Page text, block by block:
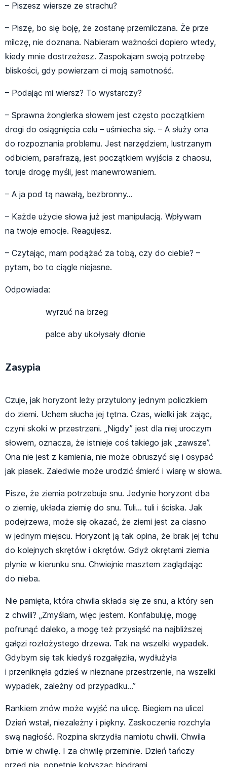
– Piszesz wiersze ze strachu?
– Piszę, bo się boję, że zostanę przemilczana. Że prze
milczę, nie doznana. Nabieram ważności dopiero wtedy,
kiedy mnie dostrzeżesz. Zaspokajam swoją potrzebę
bliskości, gdy powierzam ci moją samotność.
– Podając mi wiersz? To wystarczy?
– Sprawna żonglerka słowem jest często początkiem
drogi do osiągnięcia celu – uśmiecha się. – A służy ona
do rozpoznania problemu. Jest narzędziem, lustrzanym
odbiciem, parafrazą, jest początkiem wyjścia z chaosu,
toruje drogę myśli, jest manewrowaniem.
– A ja pod tą nawałą, bezbronny…
– Każde użycie słowa już jest manipulacją. Wpływam
na twoje emocje. Reagujesz.
– Czytając, mam podążać za tobą, czy do ciebie? –
pytam, bo to ciągle niejasne.
Odpowiada:
wyrzuć na brzeg
palce aby ukołysały dłonie
Zasypia
Czuje, jak horyzont leży przytulony jednym policzkiem
do ziemi. Uchem słucha jej tętna. Czas, wielki jak zając,
czyni skoki w przestrzeni. „Nigdy” jest dla niej uroczym
słowem, oznacza, że istnieje coś takiego jak „zawsze”.
Ona nie jest z kamienia, nie może obruszyć się i osypać
jak piasek. Zaledwie może urodzić śmierć i wiarę w słowa.
Pisze, że ziemia potrzebuje snu. Jedynie horyzont dba
o ziemię, układa ziemię do snu. Tuli… tuli i ściska. Jak
podejrzewa, może się okazać, że ziemi jest za ciasno
w jednym miejscu. Horyzont ją tak opina, że brak jej tchu
do kolejnych skrętów i okrętów. Gdyż okrętami ziemia
płynie w kierunku snu. Chwiejnie masztem zaglądając
do nieba.
Nie pamięta, która chwila składa się ze snu, a który sen
z chwili? „Zmyślam, więc jestem. Konfabuluję, mogę
pofrunąć daleko, a mogę też przysiąść na najbliższej
gałęzi rozłożystego drzewa. Tak na wszelki wypadek.
Gdybym się tak kiedyś rozgałęziła, wydłużyła
i przeniknęła gdzieś w nieznane przestrzenie, na wszelki
wypadek, zależny od przypadku…”
Rankiem znów może wyjść na ulicę. Biegiem na ulice!
Dzień wstał, niezależny i piękny. Zaskoczenie rozchyla
swą nagłość. Rozpina skrzydła namiotu chwili. Chwila
brnie w chwilę. I za chwilę przeminie. Dzień tańczy
przed nią, ponętnie kołysząc biodrami.